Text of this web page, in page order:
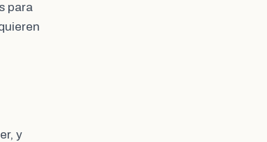
para
y